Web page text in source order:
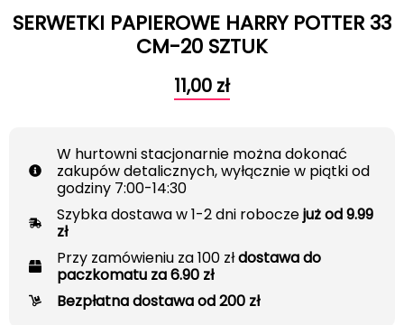
SERWETKI PAPIEROWE HARRY POTTER 33
CM-20 SZTUK
11,00 zł
W hurtowni stacjonarnie można dokonać
zakupów detalicznych, wyłącznie w piątki od
godziny 7:00-14:30
Szybka dostawa w 1-2 dni roboczejuż od 9.99
zł
Przy zamówieniu za 100 złdostawa do
paczkomatu za 6.90 zł
Bezpłatna dostawa od 200 zł